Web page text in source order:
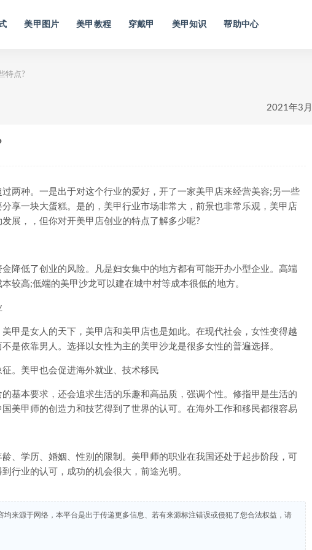
美甲图片 美甲教程 穿戴甲 美甲知识 帮助中心
特点?
2021年3
种。一是出于对这个行业的爱好，开了一家美甲店来经营美容;另一些
享一块大蛋糕。是的，美甲行业市场非常大，前景也非常乐观，美甲店
展，，但你对开美甲店创业的特点了解多少呢?
低了创业的风险。凡是妇女集中的地方都有可能开办小型企业。高端
较高;低端的美甲沙龙可以建在城中村等成本很低的地方。
是女人的天下，美甲店和美甲店也是如此。在现代社会，女性变得越
是依靠男人。选择以女性为主的美甲沙龙是很多女性的普遍选择。
美甲也会促进海外就业、技术移民
本要求，还会追求生活的乐趣和高品质，强调个性。修指甲是生活的
美甲师的创造力和技艺得到了世界的认可。在海外工作和移民都很容易
学历、婚姻、性别的限制。美甲师的职业在我国还处于起步阶段，可
行业的认可，成功的机会很大，前途光明。
来源于网络，本平台是出于传递更多信息、若有来源标注错误或侵犯了您合法权益，请